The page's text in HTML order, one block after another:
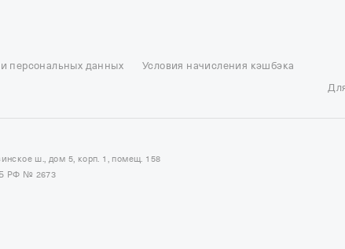
Отель Гринвуд Отель Soluxe в
Еще
персональных данных Условия начисления кэшбэка
ш., дом 5, корп. 1, помещ. 158
РФ № 2673